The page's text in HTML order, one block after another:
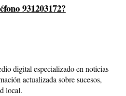
931203172?
digital especializado en noticias
actualizada sobre sucesos,
local.